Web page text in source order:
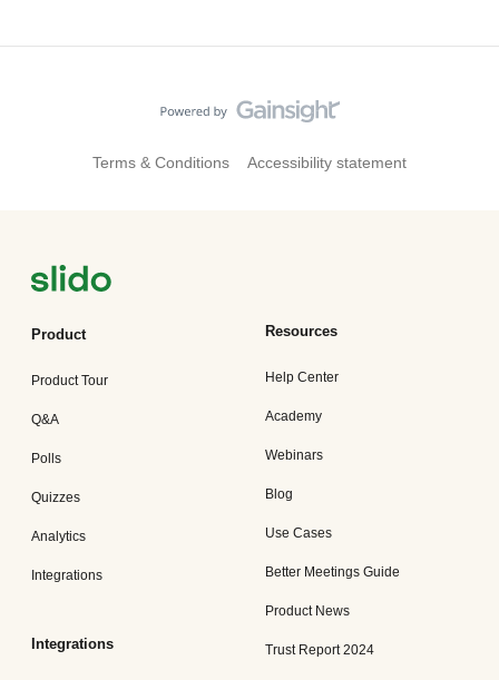
Terms & Conditions Accessibility statement
Product
Product Tour
Q&A
Polls
Quizzes
Analytics
Integrations
Integrations
Resources
Help Center
Academy
Webinars
Blog
Use Cases
Better Meetings Guide
Product News
Trust Report 2024